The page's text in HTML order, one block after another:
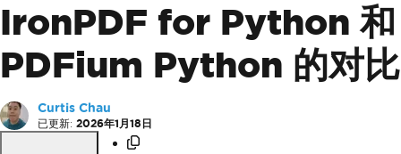
IronPDF for Python 和
PDFium Python 的对比
Curtis Chau
已更新: 2026年1月18日